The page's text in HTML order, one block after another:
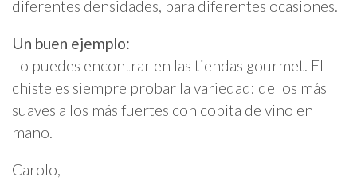
diferentes densidades, para diferentes ocasiones.
Un buen ejemplo:
Lo puedes encontrar en las tiendas gourmet. El
chiste es siempre probar la variedad: de los más
suaves a los más fuertes con copita de vino en
mano.
Carolo,